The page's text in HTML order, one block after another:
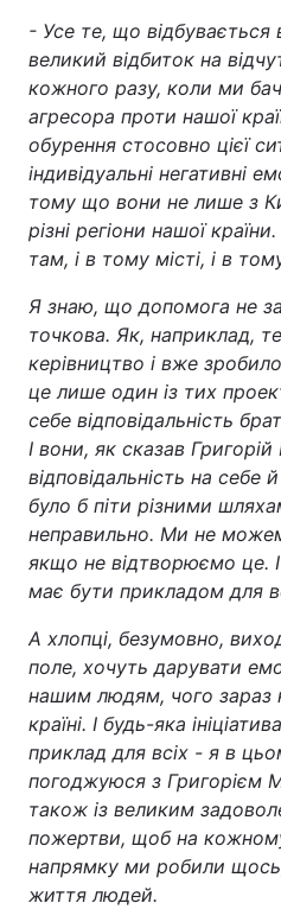
- Усе те, що відбувається
великий відбиток на
кожного разу, коли ми
агресора проти нашої
обурення стосовно цієї
індивідуальні негативні
тому що вони не лише з
різні регіони нашої
там, і в тому місті, і в
Я знаю, що допомога не
точкова. Як, наприклад,
керівництво і вже
це лише один із тих
себе відповідальність
І вони, як сказав
відповідальність на
було б піти різними
неправильно. Ми не
якщо не відтворюємо це. І
має бути прикладом для
А хлопці, безумовно,
поле, хочуть дарувати
нашим людям, чого зараз
країні. І будь-яка
приклад для всіх - я в
погоджуюся з Григорієм
також із великим
пожертви, щоб на
напрямку ми робили
життя людей.